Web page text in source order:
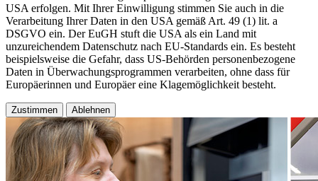
USA erfolgen. Mit Ihrer Einwilligung stimmen Sie auch in die
Verarbeitung Ihrer Daten in den USA gemäß Art. 49 (1) lit. a
DSGVO ein. Der EuGH stuft die USA als ein Land mit
unzureichendem Datenschutz nach EU-Standards ein. Es besteht
beispielsweise die Gefahr, dass US-Behörden personenbezogene
Daten in Überwachungsprogrammen verarbeiten, ohne dass für
Europäerinnen und Europäer eine Klagemöglichkeit besteht.
Zustimmen Ablehnen